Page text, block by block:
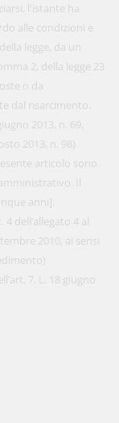
l'istante ha
alle condizioni e
legge, da un
2, della legge 23
o da
dal risarcimento.
2013, n. 69,
2013, n. 98)
articolo sono
Il
anni].
dell’allegato 4 al
2010, ai sensi
7, L. 18 giugno